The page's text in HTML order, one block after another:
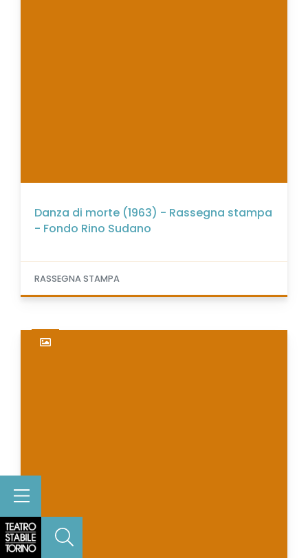
Danza di morte (1963) - Rassegna stampa
- Fondo Rino Sudano
RASSEGNA STAMPA